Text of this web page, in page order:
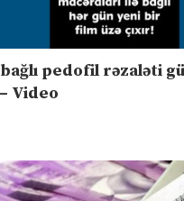
pedofil rəzaləti
Video